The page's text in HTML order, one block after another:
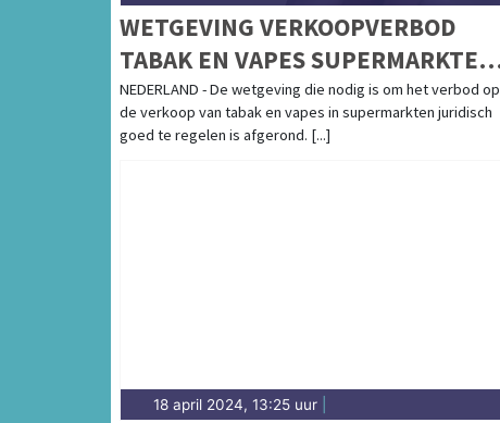
WETGEVING VERKOOPVERBOD
TABAK EN VAPES SUPERMARKTEN
AFGEROND
NEDERLAND - De wetgeving die nodig is om het verbod op
de verkoop van tabak en vapes in supermarkten juridisch
goed te regelen is afgerond. [...]
18 april 2024, 13:25 uur